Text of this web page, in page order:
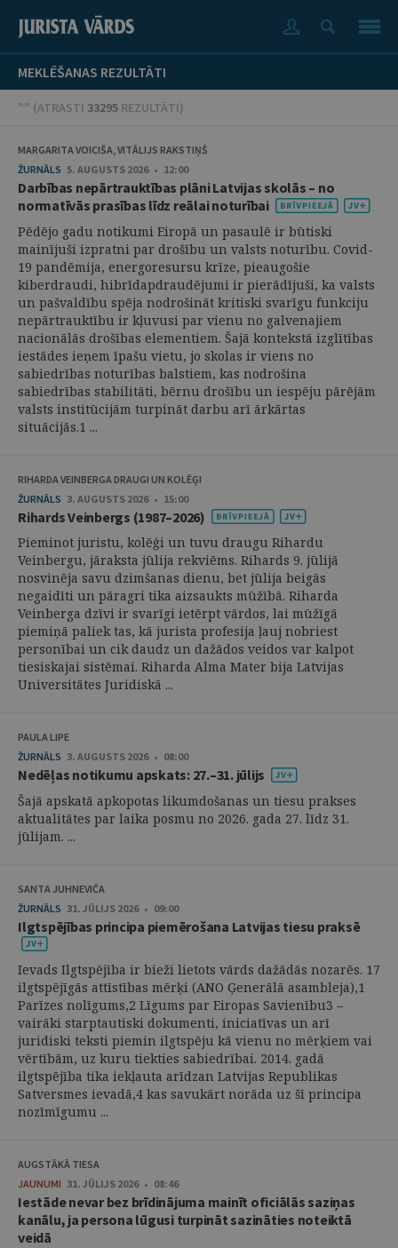
MEKLĒŠANAS REZULTĀTI
"" (ATRASTI 33295 REZULTĀTI)
MARGARITA VOICIŠA, VITĀLIJS RAKSTIŅŠ
ŽURNĀLS 5. AUGUSTS 2026 • 12:00
Darbības nepārtrauktības plāni Latvijas skolās – no
normatīvās prasības līdz reālai noturībai
Pēdējo gadu notikumi Eiropā un pasaulē ir būtiski
mainījuši izpratni par drošību un valsts noturību. Covid-
19 pandēmija, energoresursu krīze, pieaugošie
kiberdraudi, hibrīdapdraudējumi ir pierādījuši, ka valsts
un pašvaldību spēja nodrošināt kritiski svarīgu funkciju
nepārtrauktību ir kļuvusi par vienu no galvenajiem
nacionālās drošības elementiem. Šajā kontekstā izglītības
iestādes ieņem īpašu vietu, jo skolas ir viens no
sabiedrības noturības balstiem, kas nodrošina
sabiedrības stabilitāti, bērnu drošību un iespēju pārējām
valsts institūcijām turpināt darbu arī ārkārtas
situācijās.1 ...
RIHARDA VEINBERGA DRAUGI UN KOLĒĢI
ŽURNĀLS 3. AUGUSTS 2026 • 15:00
Rihards Veinbergs (1987–2026)
Pieminot juristu, kolēģi un tuvu draugu Rihardu
Veinbergu, jāraksta jūlija rekviēms. Rihards 9. jūlijā
nosvinēja savu dzimšanas dienu, bet jūlija beigās
negaidīti un pāragri tika aizsaukts mūžībā. Riharda
Veinberga dzīvi ir svarīgi ietērpt vārdos, lai mūžīgā
piemiņā paliek tas, kā jurista profesija ļauj nobriest
personībai un cik daudz un dažādos veidos var kalpot
tiesiskajai sistēmai. Riharda Alma Mater bija Latvijas
Universitātes Juridiskā ...
PAULA LIPE
ŽURNĀLS 3. AUGUSTS 2026 • 08:00
Nedēļas notikumu apskats: 27.–31. jūlijs
Šajā apskatā apkopotas likumdošanas un tiesu prakses
aktualitātes par laika posmu no 2026. gada 27. līdz 31.
jūlijam. ...
SANTA JUHNEVIČA
ŽURNĀLS 31. JŪLIJS 2026 • 09:00
Ilgtspējības principa piemērošana Latvijas tiesu praksē
Ievads Ilgtspējība ir bieži lietots vārds dažādās nozarēs. 17
ilgtspējīgās attīstības mērķi (ANO Ģenerālā asambleja),1
Parīzes nolīgums,2 Līgums par Eiropas Savienību3 –
vairāki starptautiski dokumenti, iniciatīvas un arī
juridiski teksti piemin ilgtspēju kā vienu no mērķiem vai
vērtībām, uz kuru tiekties sabiedrībai. 2014. gadā
ilgtspējība tika iekļauta arīdzan Latvijas Republikas
Satversmes ievadā,4 kas savukārt norāda uz šī principa
nozīmīgumu ...
AUGSTĀKĀ TIESA
JAUNUMI 31. JŪLIJS 2026 • 08:46
Iestāde nevar bez brīdinājuma mainīt oficiālās saziņas
kanālu, ja persona lūgusi turpināt sazināties noteiktā
veidā